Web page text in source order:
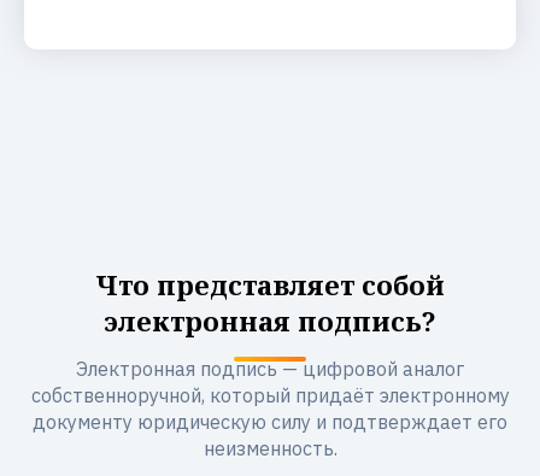
Что представляет собой
электронная подпись?
Электронная подпись — цифровой аналог
собственноручной, который придаёт электронному
документу юридическую силу и подтверждает его
неизменность.